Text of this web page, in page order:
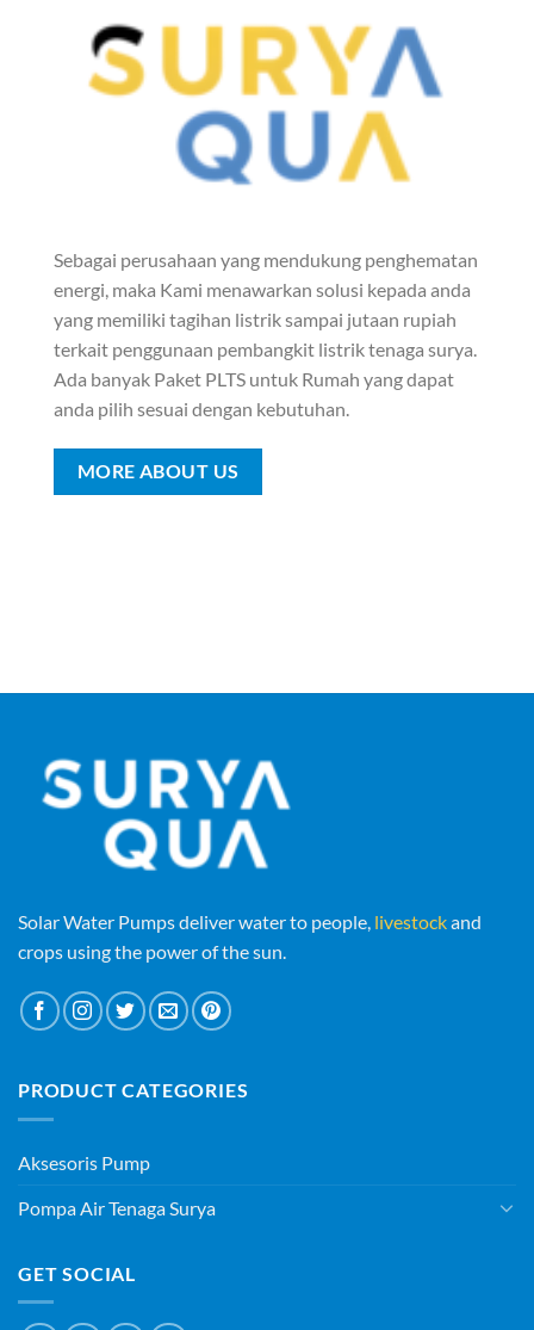
Sebagai perusahaan yang mendukung penghematan
energi, maka Kami menawarkan solusi kepada anda
yang memiliki tagihan listrik sampai jutaan rupiah
terkait penggunaan pembangkit listrik tenaga surya.
Ada banyak Paket PLTS untuk Rumah yang dapat
anda pilih sesuai dengan kebutuhan.
MORE ABOUT US
Solar Water Pumps deliver water to people, livestockand
crops using the power of the sun.
PRODUCT CATEGORIES
Aksesoris Pump
Pompa Air Tenaga Surya
GET SOCIAL